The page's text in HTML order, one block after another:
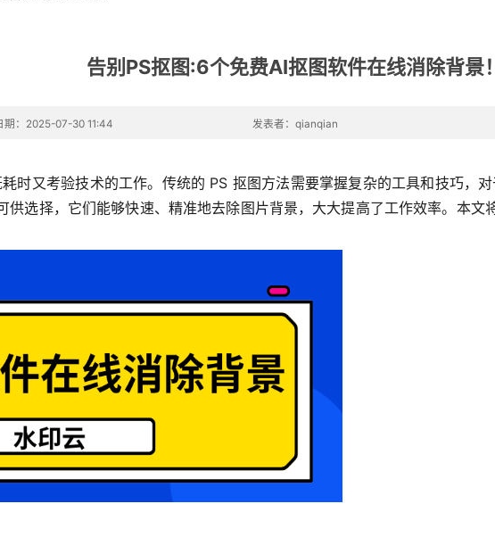
告别PS抠图:6个免费AI抠图软件在线消除背景
期：2025-07-30 11:44 发表者：qianqian
时又考验技术的工作。传统的 PS 抠图方法需要掌握复杂的工具和技巧，
供选择，它们能够快速、精准地去除图片背景，大大提高了工作效率。本